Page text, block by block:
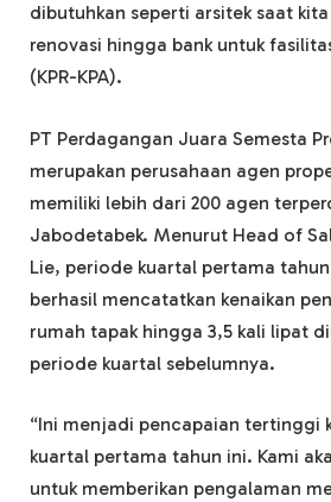
dibutuhkan seperti arsitek saat
renovasi hingga bank untuk
(KPR-KPA).
PT Perdagangan Juara Semesta
merupakan perusahaan agen
memiliki lebih dari 200 agen
Jabodetabek. Menurut Head of
Lie, periode kuartal pertama tahun
berhasil mencatatkan kenaikan
rumah tapak hingga 3,5 kali lipat
periode kuartal sebelumnya.
“Ini menjadi pencapaian tertinggi
kuartal pertama tahun ini. Kami
untuk memberikan pengalaman